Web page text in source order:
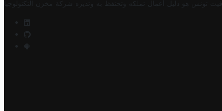
تونس هو دليل أعمال تملكه وتحتفظ به وتديره شركة مخزن التكنولوجيا